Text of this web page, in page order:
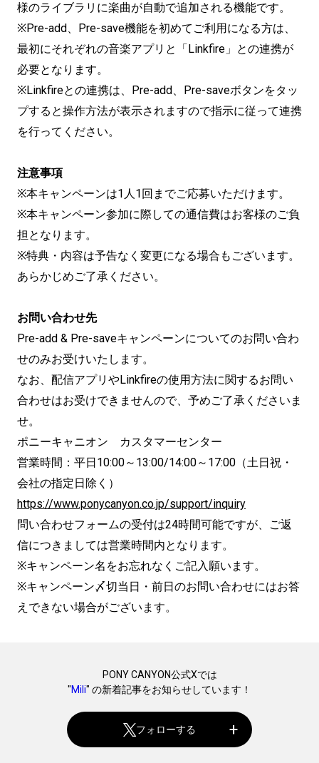
様のライブラリに楽曲が自動で追加される機能です。
※Pre-add、Pre-save機能を初めてご利用になる方は、
最初にそれぞれの音楽アプリと「Linkfire」との連携が
必要となります。
※Linkfireとの連携は、Pre-add、Pre-saveボタンをタッ
プすると操作方法が表示されますので指示に従って連携
を行ってください。
注意事項
※本キャンペーンは1人1回までご応募いただけます。
※本キャンペーン参加に際しての通信費はお客様のご負
担となります。
※特典・内容は予告なく変更になる場合もございます。
あらかじめご了承ください。
お問い合わせ先
Pre-add & Pre-saveキャンペーンについてのお問い合わ
せのみお受けいたします。
なお、配信アプリやLinkfireの使用方法に関するお問い
合わせはお受けできませんので、予めご了承くださいま
せ。
ポニーキャニオン カスタマーセンター
営業時間：平日10:00～13:00/14:00～17:00（土日祝・
会社の指定日除く）
https://www.ponycanyon.co.jp/support/inquiry
問い合わせフォームの受付は24時間可能ですが、ご返
信につきましては営業時間内となります。
※キャンペーン名をお忘れなくご記入願います。
※キャンペーン〆切当日・前日のお問い合わせにはお答
えできない場合がございます。
PONY CANYON公式Xでは
"Mili" の新着記事をお知らせしています！
フォローする